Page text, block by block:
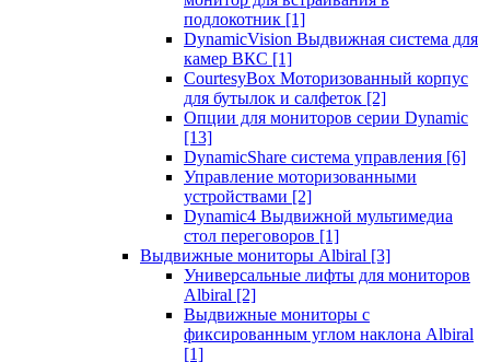
подлокотник [1]
DynamicVision Выдвижная система для
камер ВКС [1]
CourtesyBox Моторизованный корпус
для бутылок и салфеток [2]
Опции для мониторов серии Dynamic
[13]
DynamicShare система управления [6]
Управление моторизованными
устройствами [2]
Dynamic4 Выдвижной мультимедиа
стол переговоров [1]
Выдвижные мониторы Albiral [3]
Универсальные лифты для мониторов
Albiral [2]
Выдвижные мониторы с
фиксированным углом наклона Albiral
[1]